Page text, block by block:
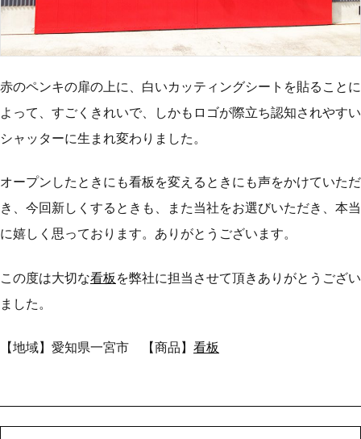
赤のペンキの扉の上に、白いカッティングシートを貼ることに
よって、すごくきれいで、しかもロゴが際立ち認知されやすい
シャッターに生まれ変わりました。
オープンしたときにも看板を変えるときにも声をかけていただ
き、今回新しくするときも、また当社をお選びいただき、本当
に嬉しく思っております。ありがとうございます。
この度は大切な看板 を弊社に担当させて頂きありがとうござい
ました。
【地域】愛知県一宮市 【商品】 看板